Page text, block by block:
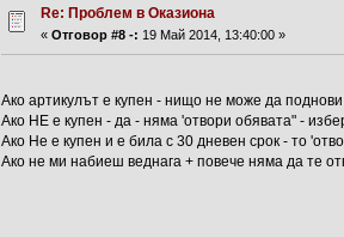
Re: Проблем в Оказиона
« Отговор #8 -: 19 Май 2014, 13:40:00 »
Ако артикулът е купен - нищо не може да
Ако НЕ е купен - да - няма 'отвори обявата" -
Ако Не е купен и е била с 30 дневен срок - то
Ако не ми набиеш веднага + повече няма да те